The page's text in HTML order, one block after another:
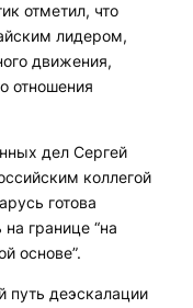
отметил, что
лидером,
движения,
отношения
дел Сергей
коллегой
готова
границе “на
основе”.
путь деэскалации